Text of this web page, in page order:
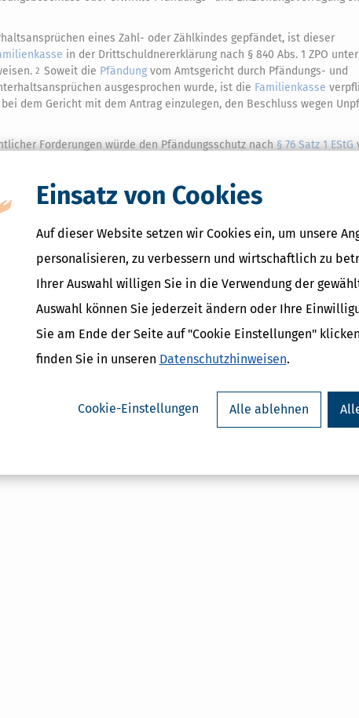
Einsatz von Cookies
Auf dieser Website setzen wir Cookies ein, um unsere
personalisieren, zu verbessern und wirtschaftlich zu
Ihrer Auswahl willigen Sie in die Verwendung der
Auswahl können Sie jederzeit ändern oder Ihre
Sie am Ende der Seite auf "Cookie Einstellungen"
finden Sie in unseren Datenschutzhinweisen.
Cookie-Einstellungen Alle ablehnen
eines Zahl- oder Zählkindes gepfändet, ist dieser
in der Drittschuldnererklärung nach § 840 Abs. 1 ZPO
2 Soweit die Pfändung vom Amtsgericht durch Pfändungs- und
ausgesprochen wurde, ist die Familienkasse
dem Gericht mit dem Antrag einzulegen, den Beschluss wegen
Forderungen würde den Pfändungsschutz nach§ 76 Satz 1 EStG
Finanzbehörde gem.
Lexikon-Begriffe